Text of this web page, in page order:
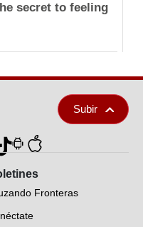
secret to feeling
Subir
Fronteras